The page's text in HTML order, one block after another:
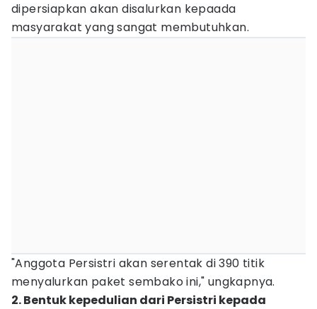
dipersiapkan akan disalurkan kepaada
masyarakat yang sangat membutuhkan.
"Anggota Persistri akan serentak di 390 titik
menyalurkan paket sembako ini," ungkapnya.
2. Bentuk kepedulian dari Persistri kepada